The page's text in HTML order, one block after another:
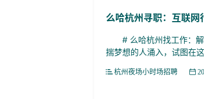
么哈杭州寻职：互联网
# 么哈杭州找工作：解
揣梦想的人涌入，试图在
杭州夜场小时场招聘